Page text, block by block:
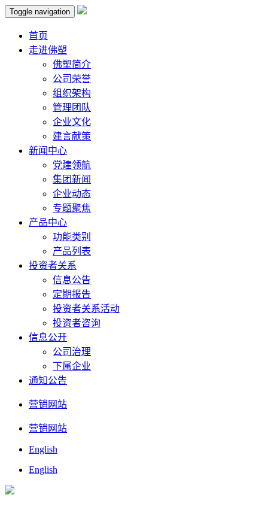
Toggle navigation
首页
走进佛塑
佛塑简介
公司荣誉
组织架构
管理团队
企业文化
建言献策
新闻中心
党建领航
集团新闻
企业动态
专题聚焦
产品中心
功能类别
产品列表
投资者关系
信息公告
定期报告
投资者关系活动
投资者咨询
信息公开
公司治理
下属企业
通知公告
营销网站
营销网站
English
English